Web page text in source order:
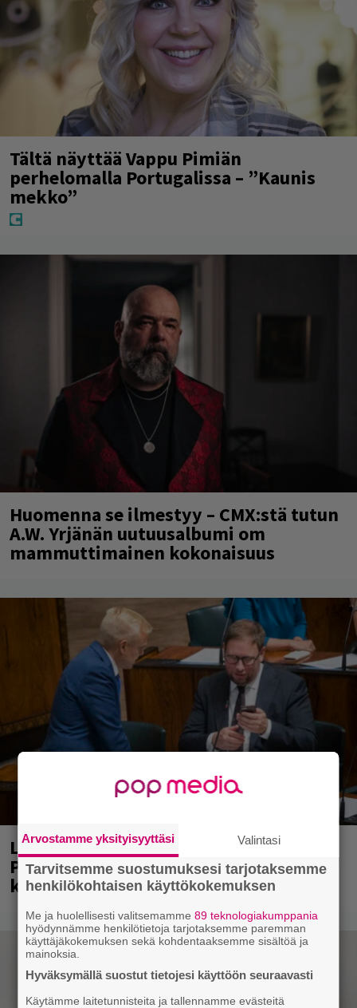
Tältä näyttää Vappu Pimiän
perhelomalla Portugalissa – ”Kaunis
mekko”
Huomenna se ilmestyy – CMX:stä tutun
A.W. Yrjänän uutuusalbumi om
mammuttimainen kokonaisuus
Laittomasta graffitista kiinni jäänyt
Paavo Arhinmäki jälleen spraypullo
kädessä – näitä puolueita ei kiinnosta
Arvostamme yksityisyyttäsi Valintasi
Tarvitsemme suostumuksesi tarjotaksemme
henkilökohtaisen käyttökokemuksen
Me ja huolellisesti valitsemamme89 teknologiakumppania
hyödynnämme henkilötietoja tarjotaksemme paremman
käyttäjäkokemuksen sekä kohdentaaksemme sisältöä ja
mainoksia.
Hyväksymällä suostut tietojesi käyttöön seuraavasti
Käytämme laitetunnisteita ja tallennamme evästeitä